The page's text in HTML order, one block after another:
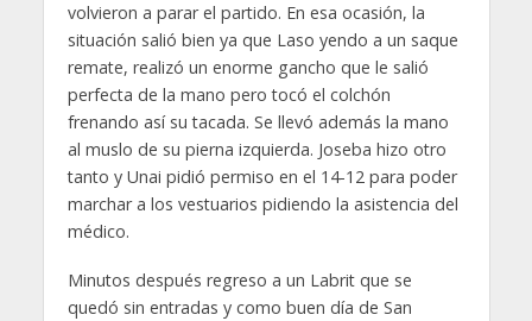
volvieron a parar el partido. En esa ocasión, la
situación salió bien ya que Laso yendo a un saque
remate, realizó un enorme gancho que le salió
perfecta de la mano pero tocó el colchón
frenando así su tacada. Se llevó además la mano
al muslo de su pierna izquierda. Joseba hizo otro
tanto y Unai pidió permiso en el 14-12 para poder
marchar a los vestuarios pidiendo la asistencia del
médico.
Minutos después regreso a un Labrit que se
quedó sin entradas y como buen día de San